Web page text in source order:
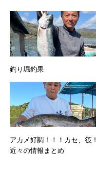
釣り堀釣果
アカメ好調！！！カセ、筏！
近々の情報まとめ